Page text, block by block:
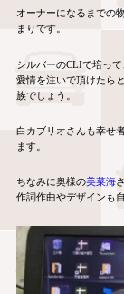
オーナーになるまでの
まりです。
シルバーのCLIで培って
愛情を注いで頂けたら
族でしょう。
白カブリオさんも幸せ
ます。
ちなみに奥様の美菜海
作詞作曲やデザインも